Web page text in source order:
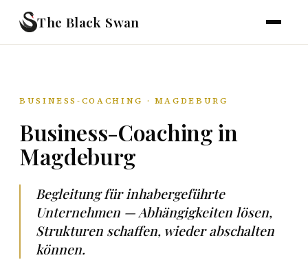
The Black Swan
BUSINESS-COACHING · MAGDEBURG
Business-Coaching in
Magdeburg
Begleitung für inhabergeführte
Unternehmen — Abhängigkeiten lösen,
Strukturen schaffen, wieder abschalten
können.